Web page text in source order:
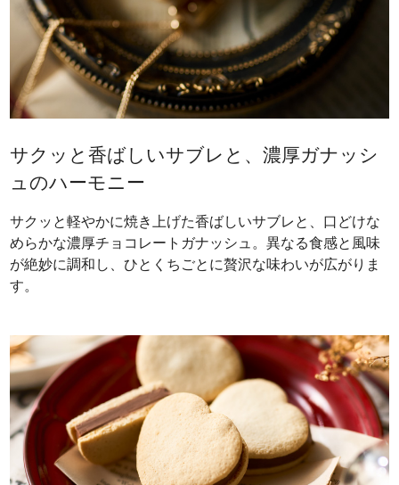
サクッと香ばしいサブレと、濃厚ガナッシ
ュのハーモニー
サクッと軽やかに焼き上げた香ばしいサブレと、口どけな
めらかな濃厚チョコレートガナッシュ。異なる食感と風味
が絶妙に調和し、ひとくちごとに贅沢な味わいが広がりま
す。